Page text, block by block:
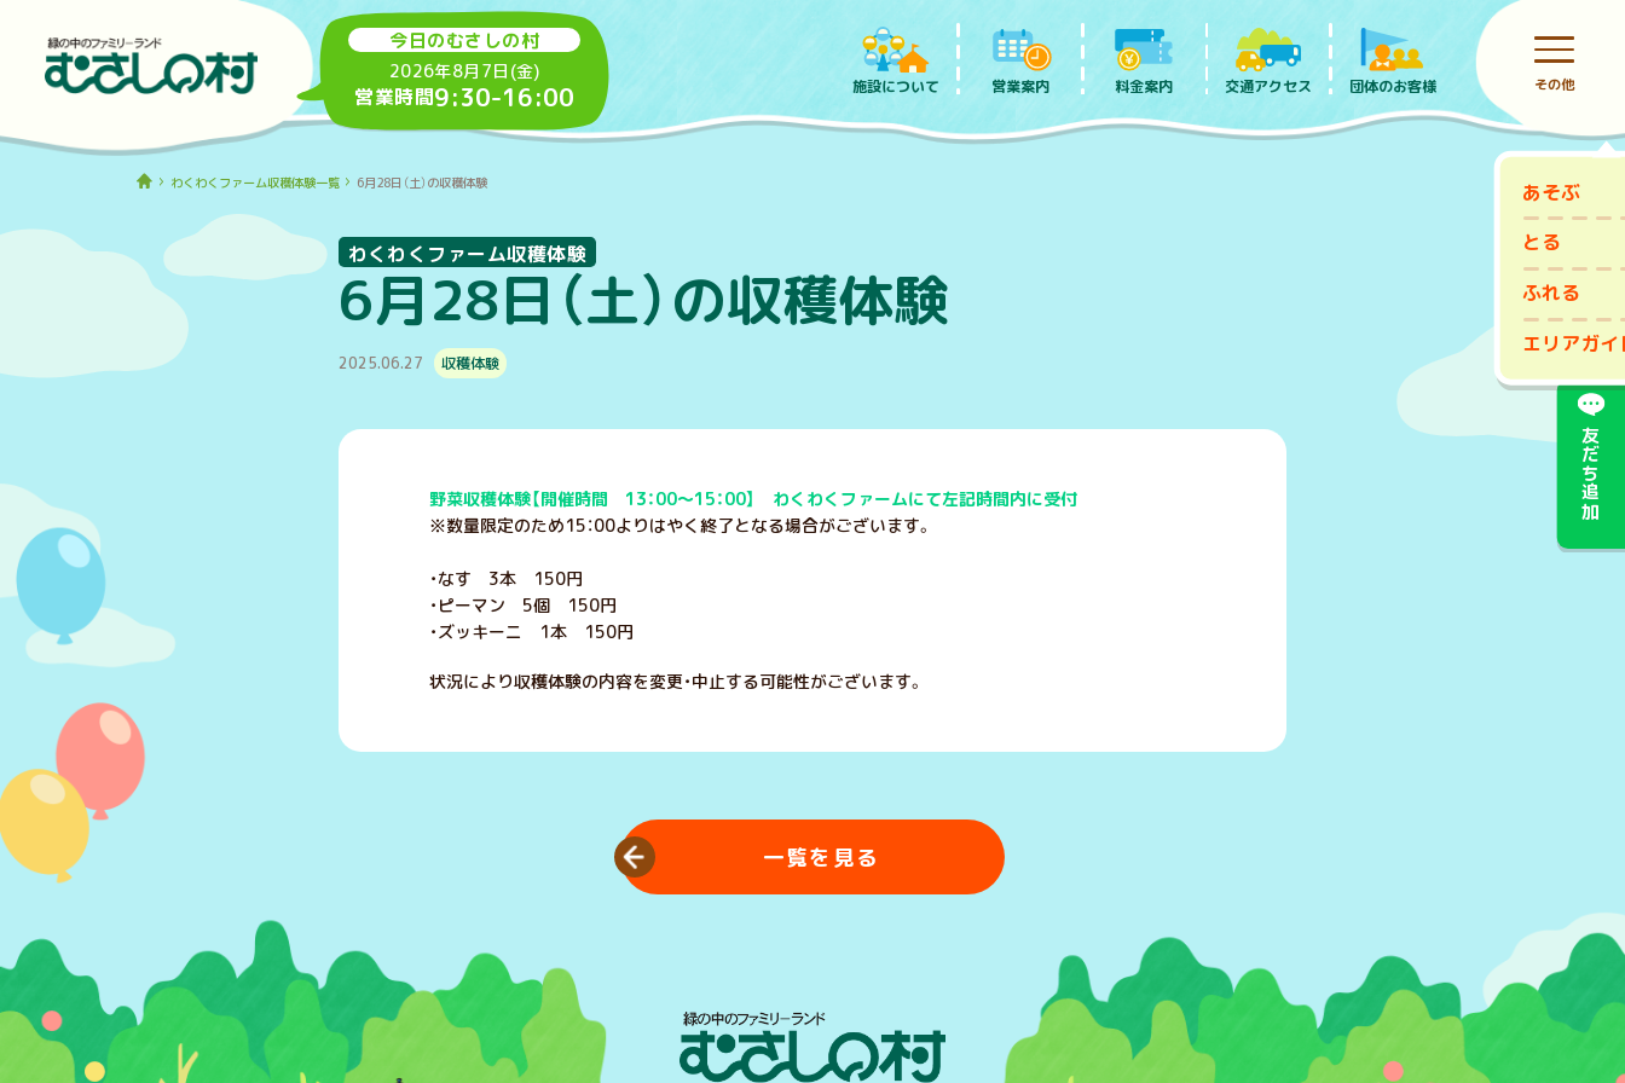
今日のむさしの村
2026年8月7日(金)
営業時間9:30-16:00 施設について
あそぶ
とる
ふれる
エリアガイ
営業案内 料金案内 交通アクセス 団体のお客様 その他
前売りチケット
友だち追加
わくわくファーム収穫体験一覧 6月28日（土）の収穫体験
6月28日（土）の収穫体験
わくわくファーム収穫体験
2025.06.27 収穫体験
野菜収穫体験【開催時間 13：00～15：00】 わくわくファームにて左記時間内に受付
※数量限定のため15：00よりはやく終了となる場合がございます。
・なす 3本 150円
・ピーマン 5個 150円
・ズッキーニ 1本 150円
状況により収穫体験の内容を変更・中止する可能性がございます。
一覧を見る